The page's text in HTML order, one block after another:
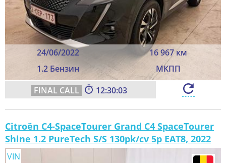
24/06/2022
16 967 км
1.2 Бензин
МКПП
12:30:01
Citroën C4-SpaceTourer Grand C4 SpaceTourer
Shine 1.2 PureTech S/S 130pk/cv 5p EAT8, 2022
VIN